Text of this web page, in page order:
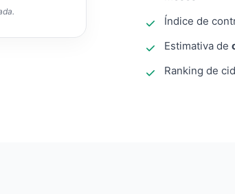
Índice de
Estimativa de
Ranking de